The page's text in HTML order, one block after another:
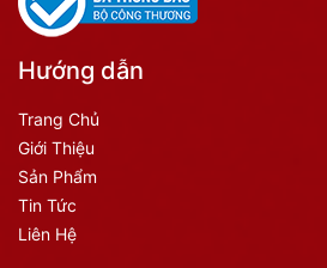
Hướng dẫn
Trang Chủ
Giới Thiệu
Sản Phẩm
Tin Tức
Liên Hệ